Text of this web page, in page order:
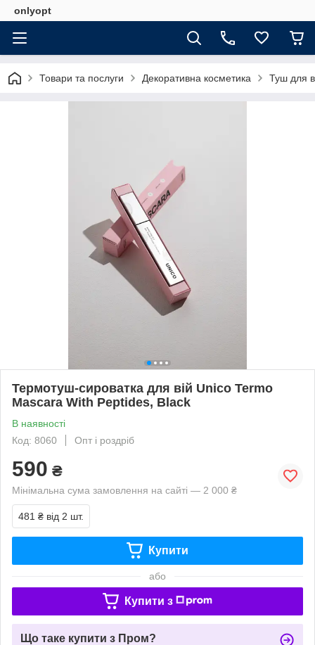
onlyopt
Товари та послуги Декоративна косметика Туш для
Термотуш-сироватка для вій Unico Termo
Mascara With Peptides, Black
В наявності
Код: 8060
Опт і роздріб
590 ₴
Мінімальна сума замовлення на сайті — 2 000 ₴
481 ₴ від 2 шт.
Купити
або
Купити з
Що таке купити з Пром?